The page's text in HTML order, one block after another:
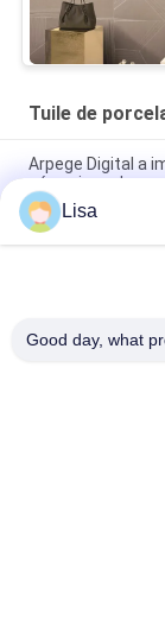
Tuile de
Arpege Digital a
céramique de
Utilisation
tapis de regard
Tuiles uniques
Lisa
Good day, what